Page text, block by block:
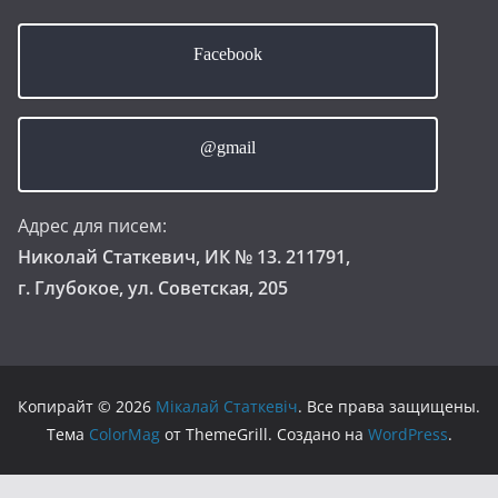
Facebook
@gmail
Адрес для писем:
Николай Статкевич, ИК № 13. 211791,
г. Глубокое, ул. Советская, 205
Копирайт © 2026 Мікалай Статкевіч. Все права защищены.
Тема ColorMagот ThemeGrill. Создано на WordPress.